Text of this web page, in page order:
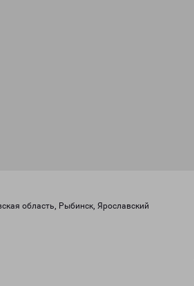
область, Рыбинск, Ярославский